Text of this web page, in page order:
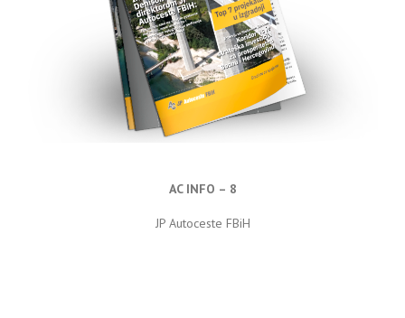
AC INFO – 8
JP Autoceste FBiH